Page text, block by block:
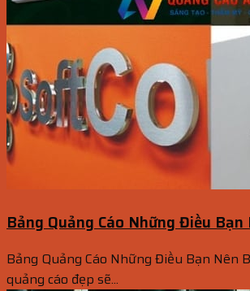
Bảng Quảng Cáo Những Điều
Bảng Quảng Cáo Những Điều Bạn Nên
quảng cáo đẹp sẽ...